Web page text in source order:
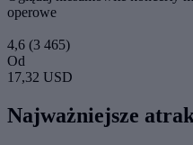
operowe
4,6 (3 465)
Od
17,32 USD
Najważniejsze